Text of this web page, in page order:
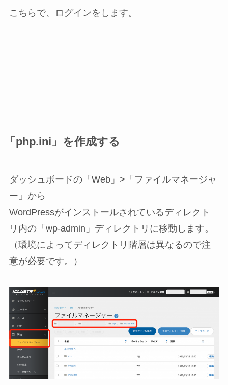
こちらで、ログインをします。
「php.ini」を作成する
ダッシュボードの「Web」>「ファイルマネージャ
ー」から
WordPressがインストールされているディレクト
リ内の「wp-admin」ディレクトリに移動します。
（環境によってディレクトリ階層は異なるので注
意が必要です。）